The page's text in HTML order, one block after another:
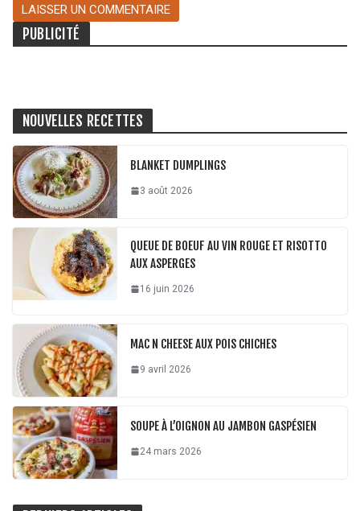
PUBLICITÉ
NOUVELLES RECETTES
BLANKET DUMPLINGS
3 août 2026
QUEUE DE BOEUF AU VIN ROUGE ET RISOTTO
AUX ASPERGES
16 juin 2026
MAC N CHEESE AUX POIS CHICHES
9 avril 2026
SOUPE À L’OIGNON AU JAMBON GASPÉSIEN
24 mars 2026